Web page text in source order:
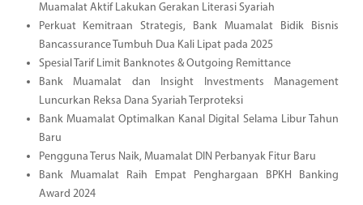
Muamalat Aktif Lakukan Gerakan Literasi Syariah
Perkuat Kemitraan Strategis, Bank Muamalat Bidik Bisnis
Bancassurance Tumbuh Dua Kali Lipat pada 2025
Spesial Tarif Limit Banknotes & Outgoing Remittance
Bank Muamalat dan Insight Investments Management
Luncurkan Reksa Dana Syariah Terproteksi
Bank Muamalat Optimalkan Kanal Digital Selama Libur Tahun
Baru
Pengguna Terus Naik, Muamalat DIN Perbanyak Fitur Baru
Bank Muamalat Raih Empat Penghargaan BPKH Banking
Award 2024